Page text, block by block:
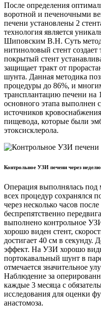
После определения
воротной и печеночными
печени установлены 2
технология является
Шиповским В.Н. Суть
нитиноловый стент
покрытый стент
защищает тракт от
шунта. Данная методика
процедуры до 86%, и
трансплантацию печени на
основного этапа выполнен
источников
пищевода, которые были
этоксисклерола.
Контрольное УЗИ печени через
Операция выполнялась под
всех процедур сохранялся
через несколько часов
беспрепятственно
выполнено контрольное
хорошо виден стент,
достигает 40 см в секунду.
эффект. На УЗИ хорошо
портокавальный шунт в
отмечается значительное
Наблюдение за
каждые 3 месяца с
исследования для оценки
анастомоза.